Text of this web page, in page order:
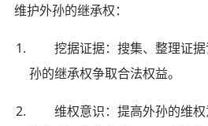
维护外孙的继承权：
挖据证据：搜集、整理证
孙的继承权争取合法权益。
维权意识：提高外孙的维